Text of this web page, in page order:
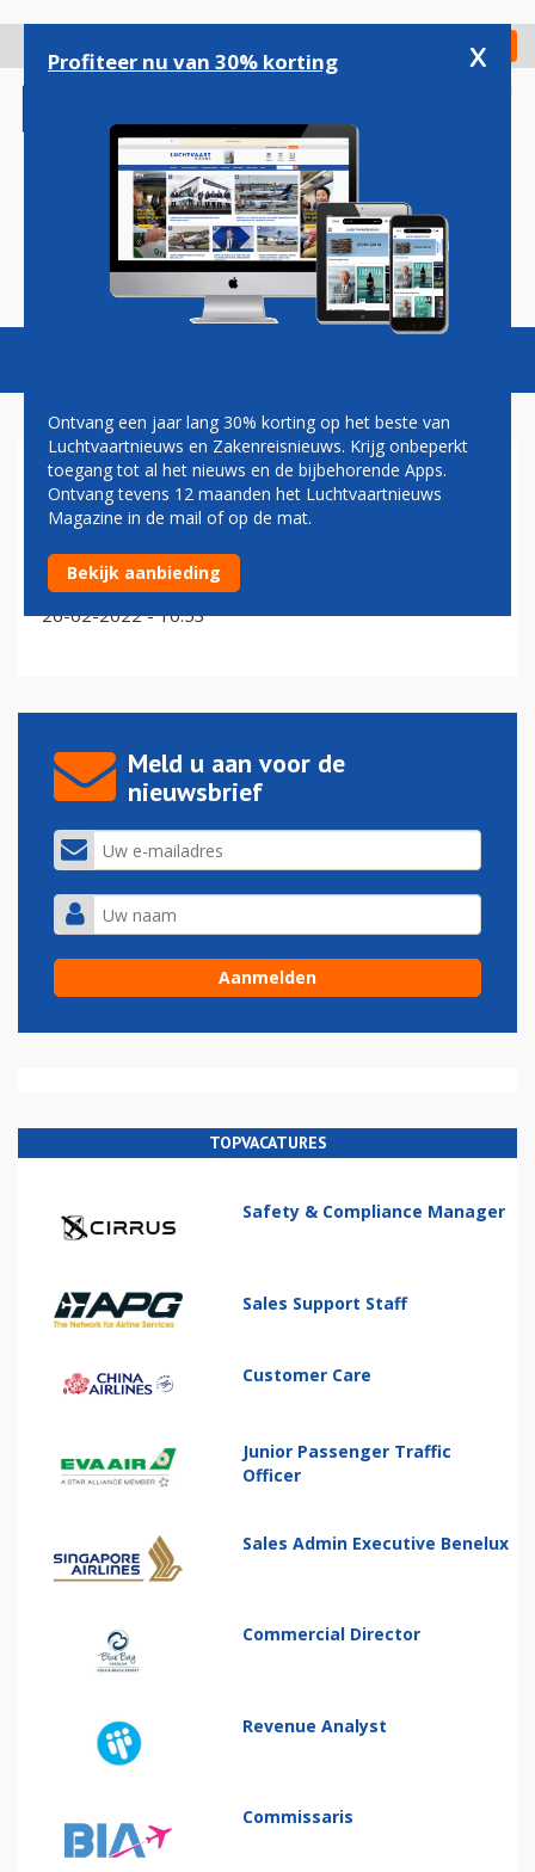
gaan
Check in
Magazine Podcasts Vacatures
EASYET
Britten moeten langer vliegen vanwege gesloten
Russisch luchtruim
26-02-2022 - 10:53
Meld u aan voor de
nieuwsbrief
TOPVACATURES
Safety & Compliance Manager
Sales Support Staff
Customer Care
Junior Passenger Traffic
Officer
Sales Admin Executive Benelux
Commercial Director
Revenue Analyst
Commissaris
Profiteer nu van 30% korting x
Ontvang een jaar lang 30% korting op het beste van
Luchtvaartnieuws en Zakenreisnieuws. Krijg onbeperkt
toegang tot al het nieuws en de bijbehorende Apps.
Ontvang tevens 12 maanden het Luchtvaartnieuws
Magazine in de mail of op de mat.
Bekijk aanbieding